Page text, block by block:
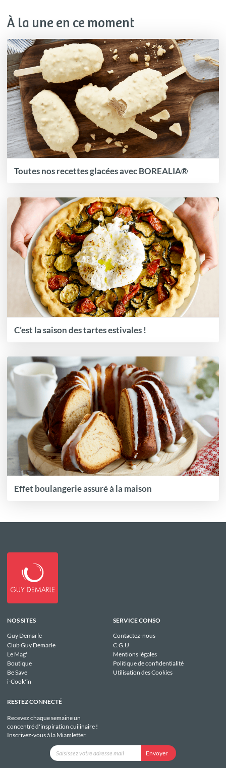
À la une en ce moment
Toutes nos recettes glacées avec BOREALIA®
C’est la saison des tartes estivales !
Effet boulangerie assuré à la maison
NOS SITES
Guy Demarle
Club Guy Demarle
Le Mag'
Boutique
Be Save
i-Cook'in
SERVICE CONSO
Contactez-nous
C.G.U
Mentions légales
Politique de confidentialité
Utilisation des Cookies
RESTEZ CONNECTÉ
Recevez chaque semaine un
concentré d'inspiration cuilinaire !
Inscrivez-vous à la Miamletter.